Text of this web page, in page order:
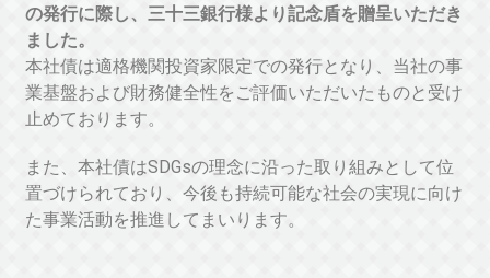
の発行に際し、三十三銀行様より記念盾を贈呈いただき
ました。
本社債は適格機関投資家限定での発行となり、当社の事
業基盤および財務健全性をご評価いただいたものと受け
止めております。
また、本社債はSDGsの理念に沿った取り組みとして位
置づけられており、今後も持続可能な社会の実現に向け
た事業活動を推進してまいります。